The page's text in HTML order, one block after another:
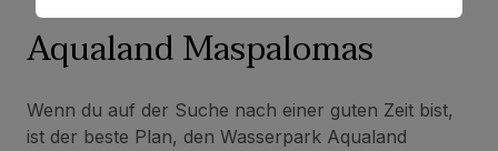
Aqualand Maspalomas
Wenn du auf der Suche nach einer guten Zeit bist,
ist der beste Plan, den Wasserpark Aqualand